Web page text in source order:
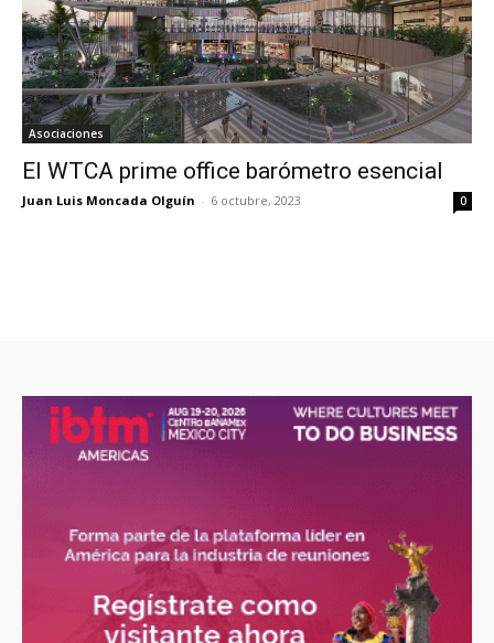
Asociaciones
El WTCA prime office barómetro esencial
Juan Luis Moncada Olguín - 6 octubre, 2023 0